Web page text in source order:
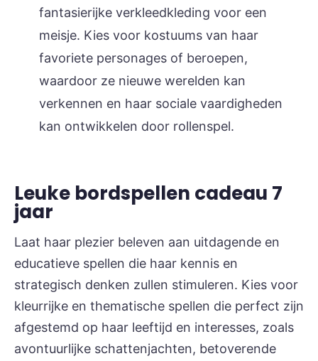
fantasierijke verkleedkleding voor een
meisje. Kies voor kostuums van haar
favoriete personages of beroepen,
waardoor ze nieuwe werelden kan
verkennen en haar sociale vaardigheden
kan ontwikkelen door rollenspel.
Leuke bordspellen cadeau 7
jaar
Laat haar plezier beleven aan uitdagende en
educatieve spellen die haar kennis en
strategisch denken zullen stimuleren. Kies voor
kleurrijke en thematische spellen die perfect zijn
afgestemd op haar leeftijd en interesses, zoals
avontuurlijke schattenjachten, betoverende